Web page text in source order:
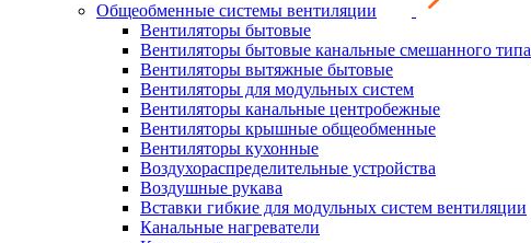
Общеобменные системы вентиляции
Вентиляторы бытовые
Вентиляторы бытовые канальные смешанного типа
Вентиляторы вытяжные бытовые
Вентиляторы для модульных систем
Вентиляторы канальные центробежные
Вентиляторы крышные общеобменные
Вентиляторы кухонные
Воздухораспределительные устройства
Воздушные рукава
Вставки гибкие для модульных систем вентиляции
Канальные нагреватели